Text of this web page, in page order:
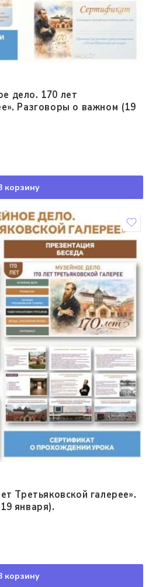
дело. 170 лет
Разговоры о важном (19
корзину
Третьяковской галерее».
января).
корзину